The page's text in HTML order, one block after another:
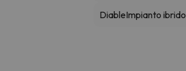
DiableImpianto ibrido